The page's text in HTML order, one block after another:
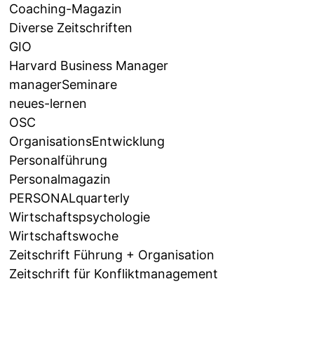
Coaching-Magazin
Diverse Zeitschriften
GIO
Harvard Business Manager
managerSeminare
neues-lernen
OSC
OrganisationsEntwicklung
Personalführung
Personalmagazin
PERSONALquarterly
Wirtschaftspsychologie
Wirtschaftswoche
Zeitschrift Führung + Organisation
Zeitschrift für Konfliktmanagement